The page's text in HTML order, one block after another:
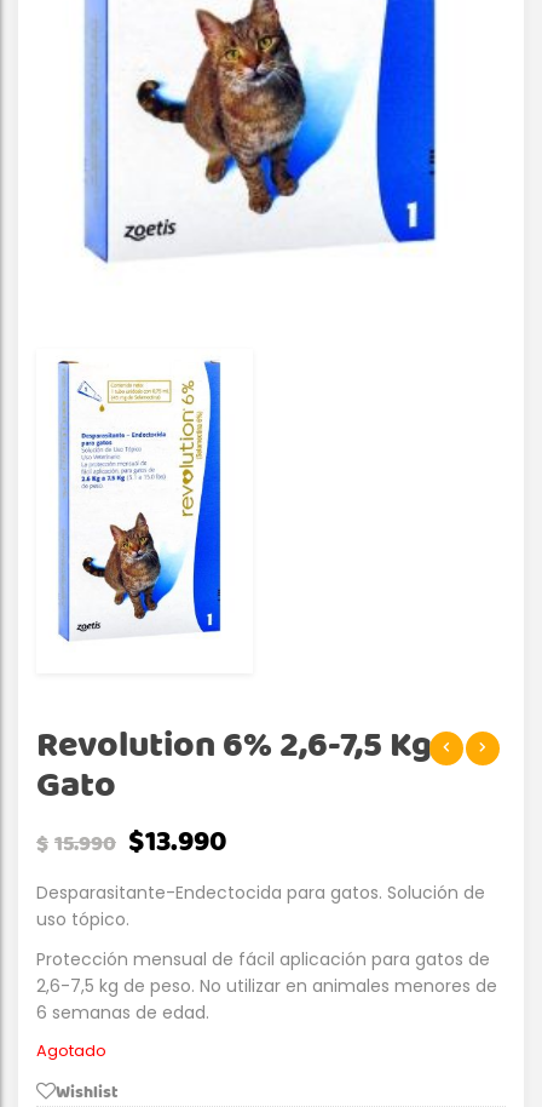
Revolution 6% 2,6-7,5 Kg
Gato
$15.990 $13.990
Desparasitante-Endectocida para gatos. Solución de
uso tópico.
Protección mensual de fácil aplicación para gatos de
2,6-7,5 kg de peso. No utilizar en animales menores de
6 semanas de edad.
Agotado
Wishlist